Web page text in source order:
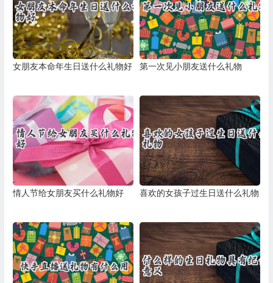
女朋友本命年生日送什么礼物好 第一次见小朋友送什么礼物
情人节给女朋友买什么礼物好 喜欢的女孩子过生日送什么礼物